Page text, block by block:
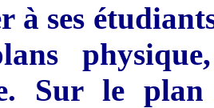
à ses
Sur le